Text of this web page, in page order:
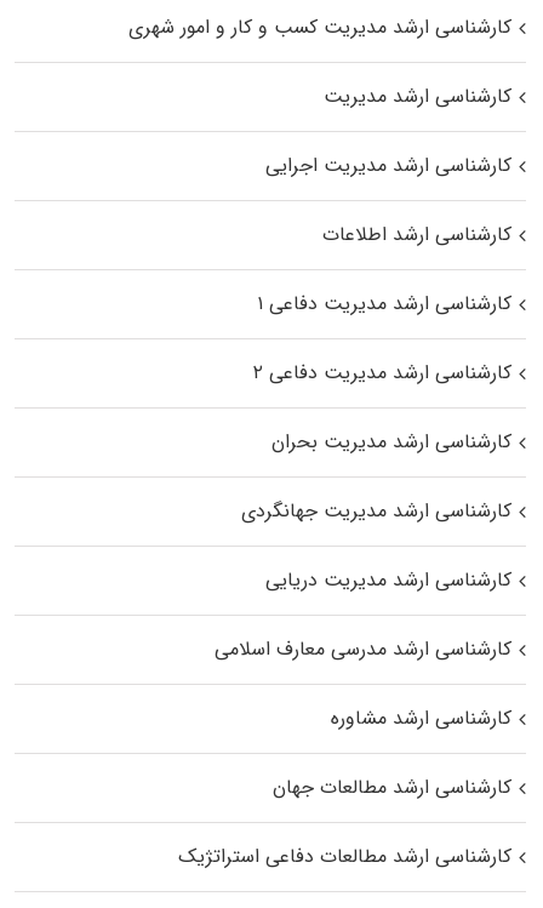
کارشناسی ارشد مدیریت کسب و کار و امور شهری
کارشناسی ارشد مدیریت
کارشناسی ارشد مدیریت اجرایی
کارشناسی ارشد اطلاعات
کارشناسی ارشد مدیریت دفاعی ۱
کارشناسی ارشد مدیریت دفاعی ۲
کارشناسی ارشد مدیریت بحران
کارشناسی ارشد مدیریت جهانگردی
کارشناسی ارشد مدیریت دریایی
کارشناسی ارشد مدرسی معارف اسلامی
کارشناسی ارشد مشاوره
کارشناسی ارشد مطالعات جهان
کارشناسی ارشد مطالعات دفاعی استراتژیک